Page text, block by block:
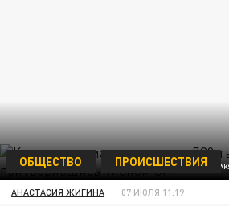
ФОТО:
ОБЩЕСТВО ПРОИСШЕСТВИЯ
АНАСТАСИЯ ЖИГИНА 07 ИЮЛЯ 11:19